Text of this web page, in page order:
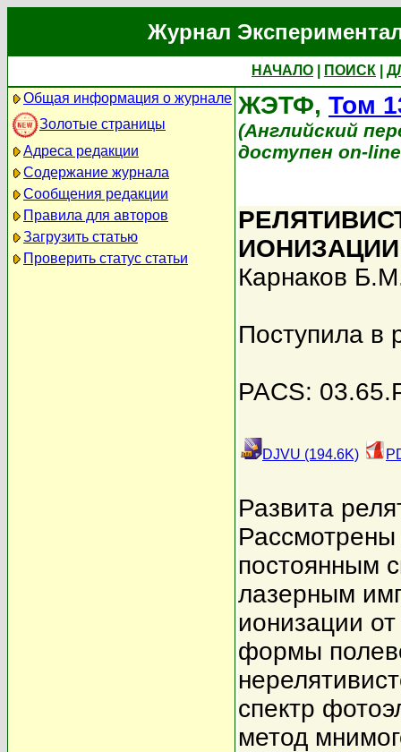
Журнал
НАЧАЛО ПОИСК
Общая информация о журнале
Золотые страницы
Адреса редакции
Содержание журнала
Сообщения редакции
Правила для авторов
Загрузить статью
Проверить статус статьи
ЖЭТФ, Том
(Английский
доступен on-
Карнаков
Поступила в
PACS:
DJVU (194.6K)
Развита
постоянным
лазерным
ионизации
формы
спектр
метод